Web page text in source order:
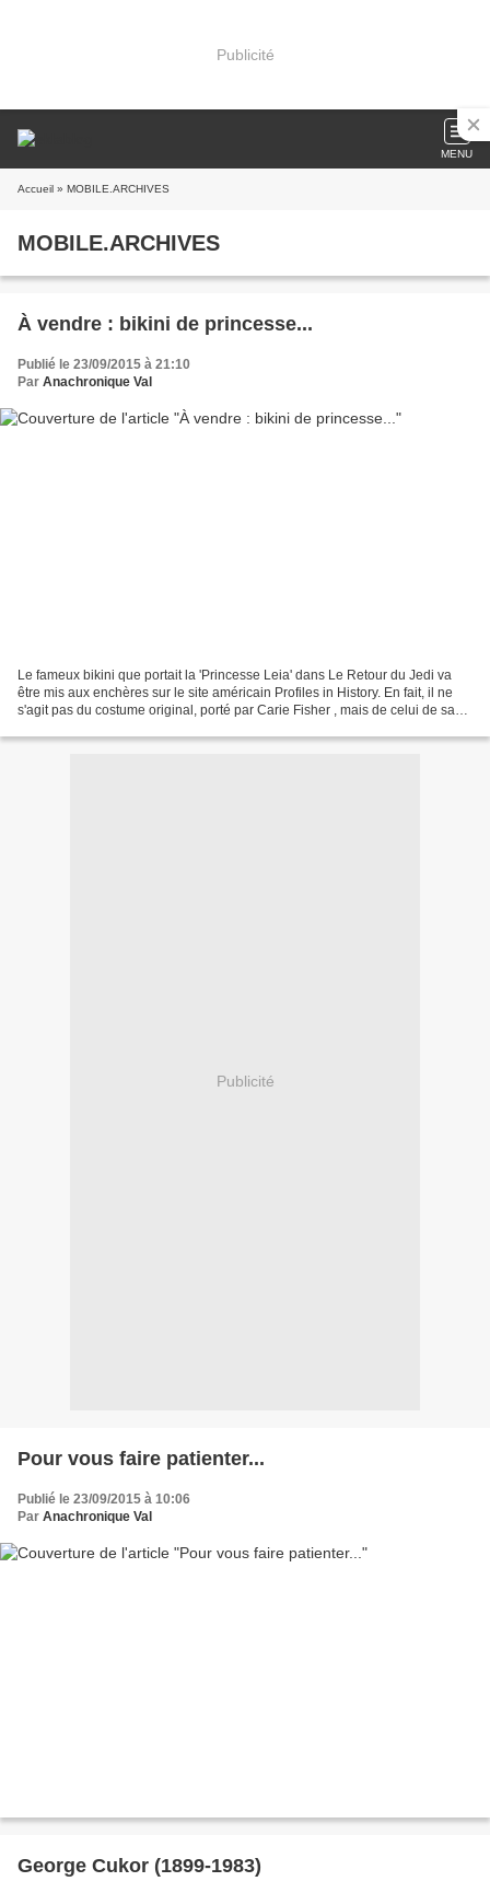
Publicité
MENU
Accueil » MOBILE.ARCHIVES
MOBILE.ARCHIVES
À vendre : bikini de princesse...
Publié le 23/09/2015 à 21:10
Par Anachronique Val
Le fameux bikini que portait la 'Princesse Leia' dans Le Retour du Jedi va
être mis aux enchères sur le site américain Profiles in History. En fait, il ne
s'agit pas du costume original, porté par Carie Fisher , mais de celui de sa
Publicité
Pour vous faire patienter...
Publié le 23/09/2015 à 10:06
Par Anachronique Val
George Cukor (1899-1983)